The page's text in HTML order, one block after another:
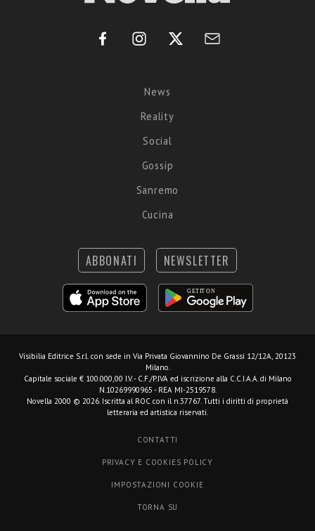
News
Reality
Social
Gossip
Sanremo
Cucina
ABBONATI NEWSLETTER
Visibilia Editrice S.r.l. con sede in Via Privata Giovannino De Grassi 12/12A, 20123
Milano.
Capitale sociale € 100.000,00 I.V. - C.F./P.IVA ed iscrizione alla C.C.I.A.A. di Milano
N.10269990965 - REA MI-2519578.
Novella 2000 © 2026. Iscritta al ROC con il n.37767. Tutti i diritti di proprietà
letteraria ed artistica riservati.
CONTATTI
PRIVACY E COOKIES POLICY
IMPOSTAZIONI COOKIE
TORNA SU